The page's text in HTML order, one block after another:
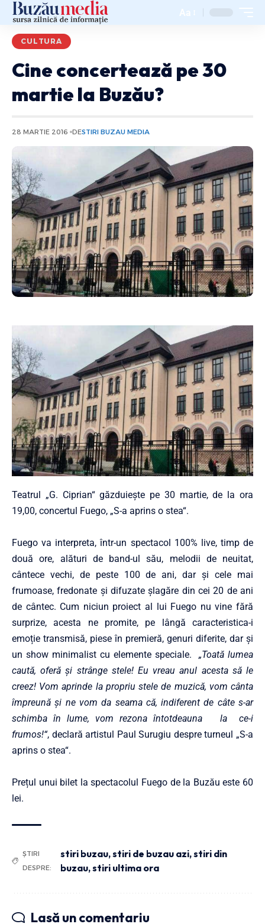
Aa
CULTURA
Cine concertează pe 30
martie la Buzău?
28 MARTIE 2016 DESTIRI BUZAU MEDIA
Teatrul „G. Ciprian“ găzdu­iește pe 30 martie, de la ora
19,00, concertul Fuego, „S-a aprins o stea“.
Fuego va interpreta, într-un spectacol 100% live, timp de
două ore, alături de band-ul său, melodii de neuitat,
cântece vechi, de peste 100 de ani, dar și cele mai
frumoase, fredonate și difuzate șlagăre din cei 20 de ani
de cântec. Cum niciun proiect al lui Fuego nu vine fără
surprize, acesta ne promite, pe lângă caracteristica-i
emoție transmisă, piese în premieră, genuri diferite, dar și
un show minimalist cu elemente speciale. „Toată lumea
caută, oferă și strânge stele! Eu vreau anul acesta să le
creez! Vom aprinde la propriu stele de muzică, vom cânta
împreună și ne vom da seama că, indiferent de câte s-ar
schimba în lume, vom rezona întotdeauna la ce-i
frumos!“, declară artistul Paul Surugiu despre turneul „S-a
aprins o stea“.
Prețul unui bilet la spectacolul Fuego de la Buzău este 60
lei.
ȘTIRI
DESPRE:
stiri buzau,stiri de buzau azi,stiri din
buzau,stiri ultima ora
Lasă un comentariu